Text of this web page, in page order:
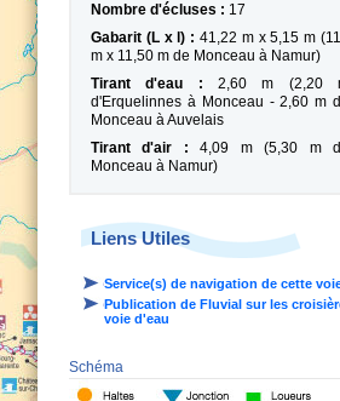
Nombre d'écluses : 17
Gabarit (L x l) : 41,22 m x 5,15 m
m x 11,50 m de Monceau à Namur)
Tirant d'eau : 2,60 m (2,20
d'Erquelinnes à Monceau - 2,60 m
Monceau à Auvelais
Tirant d'air : 4,09 m (5,30 m
Monceau à Namur)
Liens Utiles
Service(s) de navigation de cette
Publication de Fluvial sur les
voie d'eau
Schéma